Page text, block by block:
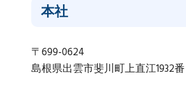
本社
〒699-0624
島根県出雲市斐川町上直江1932番